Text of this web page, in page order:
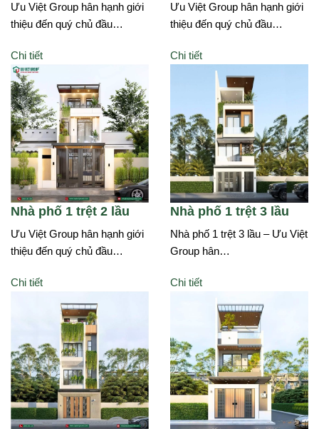
Ưu Việt Group hân hạnh giới
thiệu đến quý chủ đầu…
Chi tiết
Ưu Việt Group hân hạnh giới
thiệu đến quý chủ đầu…
Chi tiết
Nhà phố 1 trệt 2 lầu
Ưu Việt Group hân hạnh giới
thiệu đến quý chủ đầu…
Chi tiết
Nhà phố 1 trệt 3 lầu
Nhà phố 1 trệt 3 lầu – Ưu Việt
Group hân…
Chi tiết